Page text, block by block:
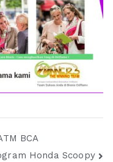
BCA
Honda Scoopy